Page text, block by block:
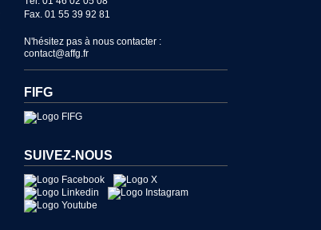
Fax. 01 55 39 92 81
N'hésitez pas à nous contacter :
contact@affg.fr
FIFG
SUIVEZ-NOUS